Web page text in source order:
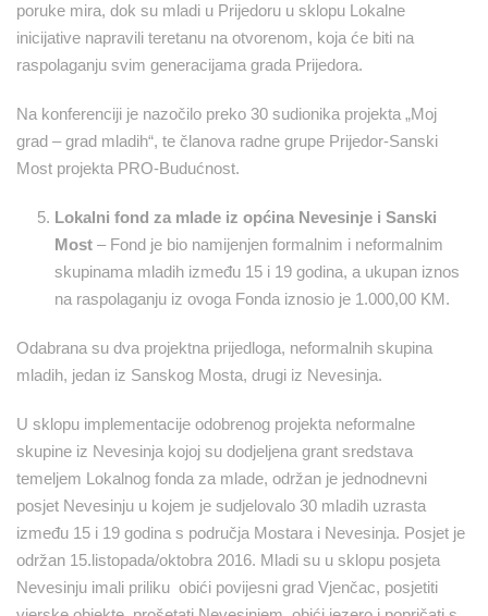
poruke mira, dok su mladi u Prijedoru u sklopu Lokalne
inicijative napravili teretanu na otvorenom, koja će biti na
raspolaganju svim generacijama grada Prijedora.
Na konferenciji je nazočilo preko 30 sudionika projekta „Moj
grad – grad mladih“, te članova radne grupe Prijedor-Sanski
Most projekta PRO-Budućnost.
Lokalni fond za mlade iz općina Nevesinje i Sanski
Most – Fond je bio namijenjen formalnim i neformalnim
skupinama mladih između 15 i 19 godina, a ukupan iznos
na raspolaganju iz ovoga Fonda iznosio je 1.000,00 KM.
Odabrana su dva projektna prijedloga, neformalnih skupina
mladih, jedan iz Sanskog Mosta, drugi iz Nevesinja.
U sklopu implementacije odobrenog projekta neformalne
skupine iz Nevesinja kojoj su dodjeljena grant sredstava
temeljem Lokalnog fonda za mlade, održan je jednodnevni
posjet Nevesinju u kojem je sudjelovalo 30 mladih uzrasta
između 15 i 19 godina s područja Mostara i Nevesinja. Posjet je
održan 15.listopada/oktobra 2016. Mladi su u sklopu posjeta
Nevesinju imali priliku obići povijesni grad Vjenčac, posjetiti